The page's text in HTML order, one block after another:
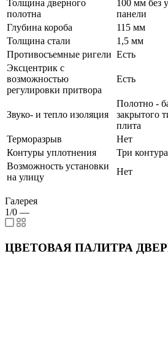
Толщина дверного
полотна
100 мм без
панели
Глубина короба
115 мм
Толщина стали
1,5 мм
Противосъемные ригели Есть
Эксцентрик с
возможностью
регулировки притвора
Есть
Звуко- и тепло изоляция
Полотно -
закрытого
плита
Терморазрыв
Нет
Контуры уплотнения
Три
Возможность установки
на улицу
Нет
Галерея
1/0 —
ЦВЕТОВАЯ ПАЛИТРА